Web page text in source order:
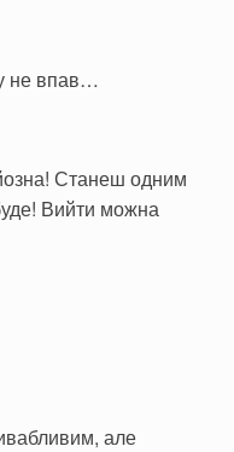
не впав…
Станеш одним
Вийти можна
але